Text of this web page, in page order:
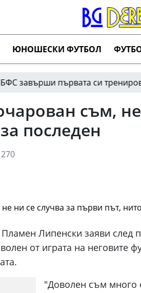
ЮНОШЕСКИ ФУТБОЛ
първата си тренировъчна
съм,
последен
270
Липенски заяви след
от играта на неговите
"Доволен съм много